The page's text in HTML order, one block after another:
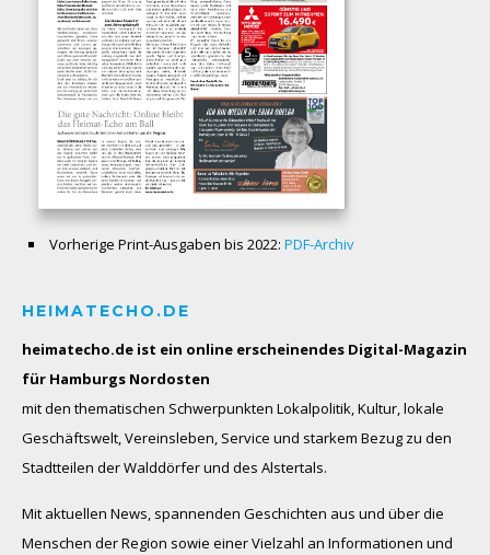
Vorherige Print-Ausgaben bis 2022: PDF-Archiv
HEIMATECHO.DE
heimatecho.de ist ein online erscheinendes Digital-Magazin
für Hamburgs Nordosten
mit den thematischen Schwerpunkten Lokalpolitik, Kultur, lokale
Geschäftswelt, Vereinsleben, Service und starkem Bezug zu den
Stadtteilen der Walddörfer und des Alstertals.
Mit aktuellen News, spannenden Geschichten aus und über die
Menschen der Region sowie einer Vielzahl an Informationen und